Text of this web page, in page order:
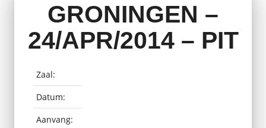
GRONINGEN –
24/APR/2014 – PIT
Zaal:
Datum:
Aanvang: